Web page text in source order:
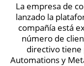
La empresa de
lanzado la
compañía está
número de
directivo tiene
Automations y